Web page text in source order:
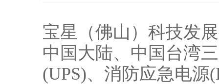
宝星（佛山）科技发
中国大陆、中国台湾
(UPS)、消防应急电源